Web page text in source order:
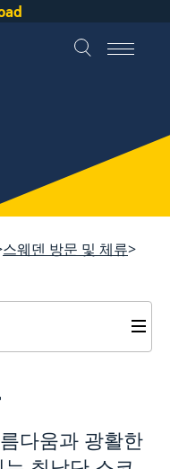
스웨덴 방문 및 체류
다움과 광활한